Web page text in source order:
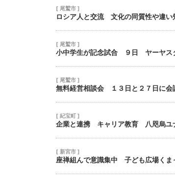
[ 尾鷲市 ]
ロシア人と交流 文化の同質性や違い
[ 尾鷲市 ]
小中学生が記念試合 ９日 ヤーヤス
[ 尾鷲市 ]
無料経営相談会 １３日と２７日に会
[ 紀宝町 ]
企業と連携 キャリア教育 八咫烏ユ
[ 新宮市 ]
座禅組んで意識集中 子ども広場く